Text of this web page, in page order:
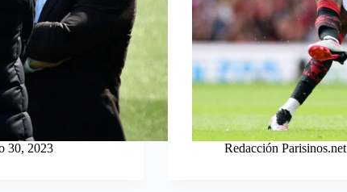
30, 2023 Redacción Parisinos.net